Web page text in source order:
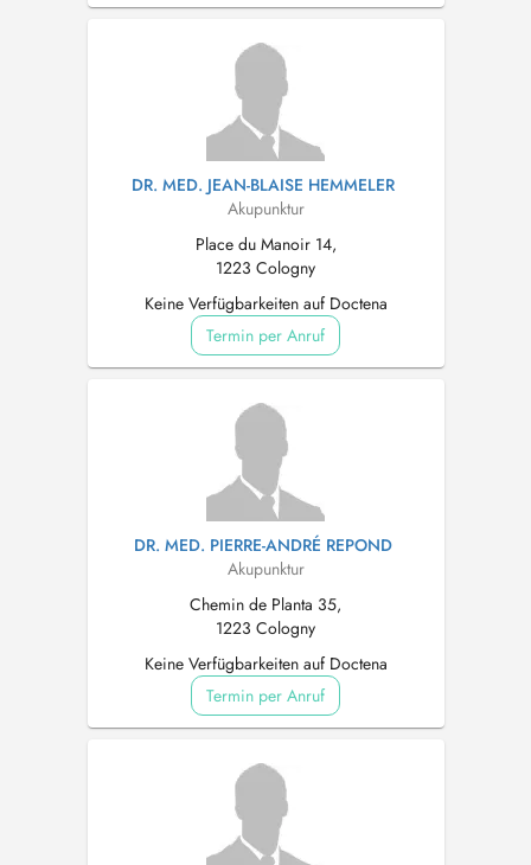
DR. MED. JEAN-BLAISE HEMMELER
Akupunktur
Place du Manoir 14,
1223 Cologny
Keine Verfügbarkeiten auf Doctena
Termin per Anruf
DR. MED. PIERRE-ANDRÉ REPOND
Akupunktur
Chemin de Planta 35,
1223 Cologny
Keine Verfügbarkeiten auf Doctena
Termin per Anruf